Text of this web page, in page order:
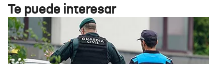
Te puede interesar